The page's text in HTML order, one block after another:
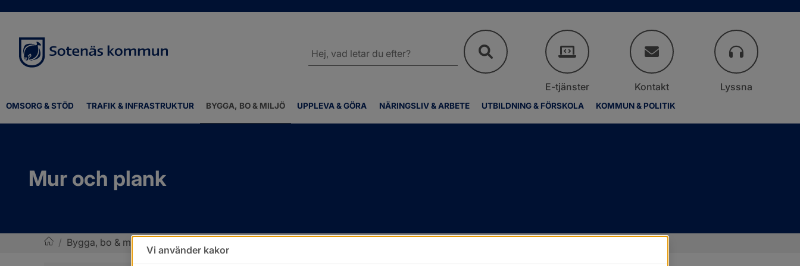
OMSORG & STÖD TRAFIK & INFRASTRUKTUR BYGGA, BO & MILJÖ UPPLEVA & GÖRA NÄRINGSLIV & ARBETE UTBILDNING & FÖRSKOLA KOMMUN & POLITIK
webbplatsen
E-tjänster Kontakt Lyssna
Mur och plank
/ Bygga, bo & miljö
Vi använder kakor